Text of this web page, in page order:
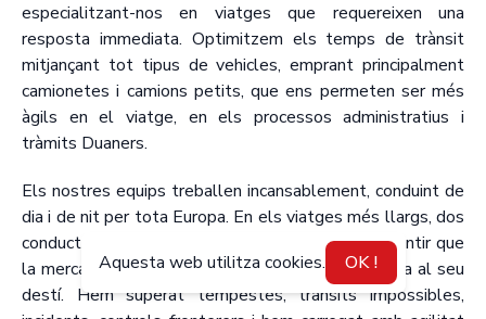
especialitzant-nos en viatges que requereixen una
resposta immediata. Optimitzem els temps de trànsit
mitjançant tot tipus de vehicles, emprant principalment
camionetes i camions petits, que ens permeten ser més
àgils en el viatge, en els processos administratius i
tràmits Duaners.
Els nostres equips treballen incansablement, conduint de
dia i de nit per tota Europa. En els viatges més llargs, dos
conductors es relleven per conduir per torns, garantir que
la mercaderia estigui sempre vigilada i arribi segura al seu
destí. Hem superat tempestes, trànsits impossibles,
Aquesta web utilitza cookies. OK !
CA